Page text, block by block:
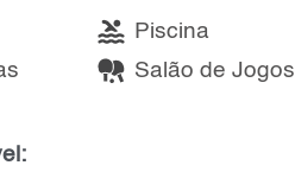
Piscina
Salão de Jogos